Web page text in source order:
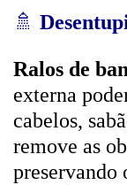
🚿
Ralos de
externa
cabelos,
remove as
preservando